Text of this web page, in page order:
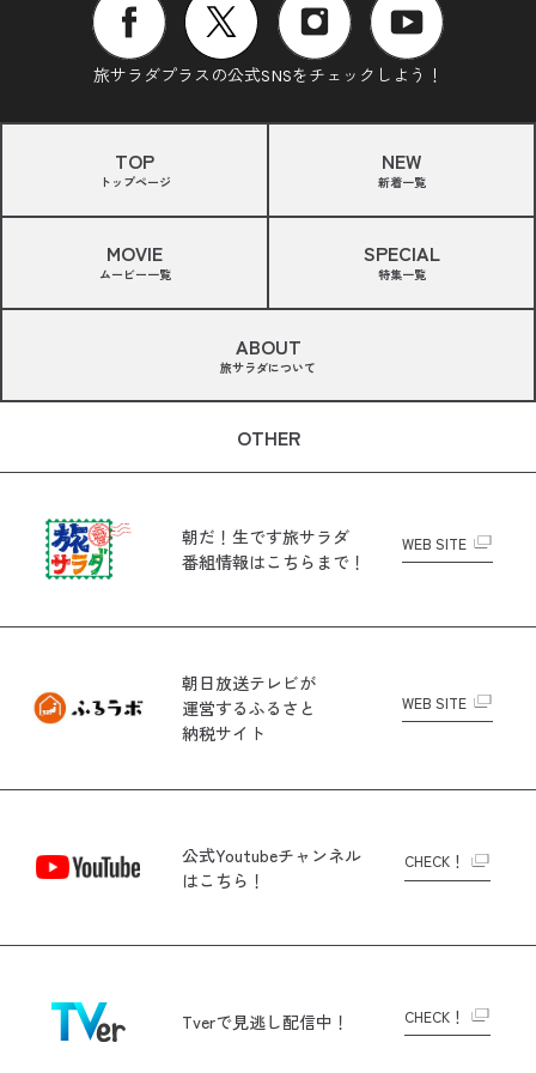
旅サラダプラスの公式SNSをチェックしよう！
TOP
トップページ
NEW
新着一覧
MOVIE
ムービー一覧
SPECIAL
特集一覧
ABOUT
旅サラダについて
OTHER
朝だ！生です旅サラダ
番組情報はこちらまで！
WEB SITE
朝日放送テレビが
運営するふるさと
納税サイト
WEB SITE
公式Youtubeチャンネル
はこちら！
CHECK！
Tverで見逃し配信中！ CHECK！